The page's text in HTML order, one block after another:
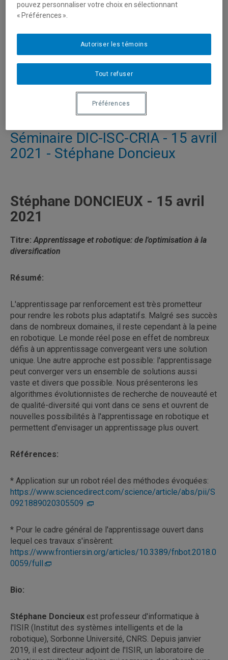
Séminaire DIC-ISC-CRIA - 15 avril
2021 - Stéphane Doncieux
Stéphane DONCIEUX - 15 avril
2021
Titre:Apprentissage et robotique: de l'optimisation à la
diversification
Résumé:
L'apprentissage par renforcement est très prometteur
pour rendre les robots plus adaptatifs. Malgré ses succès
dans de nombreux domaines, il reste cependant à la peine
en robotique. Le monde réel pose en effet de nombreux
défis à un apprentissage convergeant vers une solution
unique. Une autre approche est possible: l'apprentissage
peut converger vers un ensemble de solutions aussi
vaste et divers que possible. Nous présenterons les
algorithmes évolutionnistes de recherche de nouveauté et
de qualité-diversité qui vont dans ce sens et ouvrent de
nouvelles possibilités à l'apprentissage en robotique et
permettent d'envisager un apprentissage plus ouvert.
Références:
* Application sur un robot réel des méthodes évoquées:
https://www.sciencedirect.com/science/article/abs/pii/S
0921889020305509
* Pour le cadre général de l'apprentissage ouvert dans
lequel ces travaux s'insèrent:
https://www.frontiersin.org/articles/10.3389/fnbot.2018.0
0059/full
Bio:
Stéphane Doncieux est professeur d'informatique à
l'ISIR (Institut des systèmes intelligents et de la
robotique), Sorbonne Université, CNRS. Depuis janvier
2019, il est directeur adjoint de l'ISIR, un laboratoire de
pouvez personnaliser votre choix en sélectionnant
« Préférences ».
Tout refuser
Autoriser les témoins
Préférences